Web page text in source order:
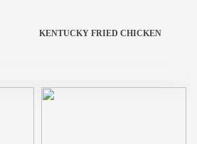
KENTUCKY FRIED CHICKEN